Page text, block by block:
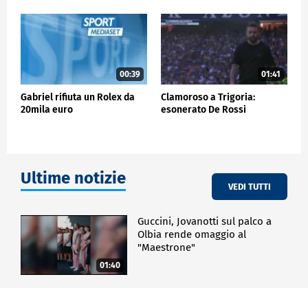
secondo in cui li ho sentiti, ed è arrivato il messaggio
che non mi aspettavo, che io me la giocherò fino alla
morte per rimanerci".
00:39
Gabriel rifiuta un Rolex da
20mila euro
01:41
Clamoroso a Trigoria:
esonerato De Rossi
Ultime notizie VEDI TUTTI
01:40
Guccini, Jovanotti sul palco a
Olbia rende omaggio al
"Maestrone"